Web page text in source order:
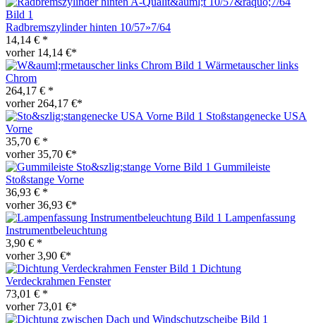
Radbremszylinder hinten 10/57»7/64
14,14 € *
vorher 14,14 €*
Wärmetauscher links
Chrom
264,17 € *
vorher 264,17 €*
Stoßstangenecke USA
Vorne
35,70 € *
vorher 35,70 €*
Gummileiste
Stoßstange Vorne
36,93 € *
vorher 36,93 €*
Lampenfassung
Instrumentbeleuchtung
3,90 € *
vorher 3,90 €*
Dichtung
Verdeckrahmen Fenster
73,01 € *
vorher 73,01 €*